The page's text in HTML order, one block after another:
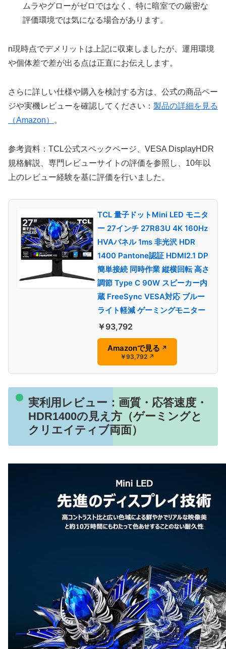
ムラやグローがゼロではなく、特に暗室での厳密な
評価環境では気になる場合があります。
n現時点でデメリットは上記に収束しましたが、運用環境
や個体差で差が出る点は正直にお伝えします。
さらに詳しい仕様や購入を検討する方は、公式の商品ペー
ジや実機レビューを確認してください： 製品の詳細を見る
（Amazon）
。
参考資料：TCL公式スペックページ、VESA DisplayHDR
規格解説、専門レビューサイトの評価を参照し、10年以
上のレビュー経験を基に評価を行いました。
TCL 量子ドットMini LED モニタ
ー 27インチ 27R83U 4K 160Hz
HVAパネル 1ms 非光沢 HDR
1400 Pantone認証 HDMI2.1 DP
簡単接続 同時作業 縦横回転 高さ
調節 Type C 90W スピーカー内
蔵 FreeSync VESA対応 ブルー
ライト軽減 ゲーミングモニター
￥93,792
Amazonで見る ↗
￥93,792 ↗
実利用レビュー：画質・応答速度・
HDR1400の見え方（ゲーミングと
クリエイティブ両面）